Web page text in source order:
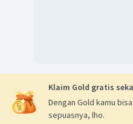
Klaim Gold gratis
Dengan Gold kamu
sepuasnya, lho.